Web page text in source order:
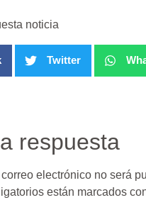
noticia
Twitter
respuesta
electrónico no será
están marcados